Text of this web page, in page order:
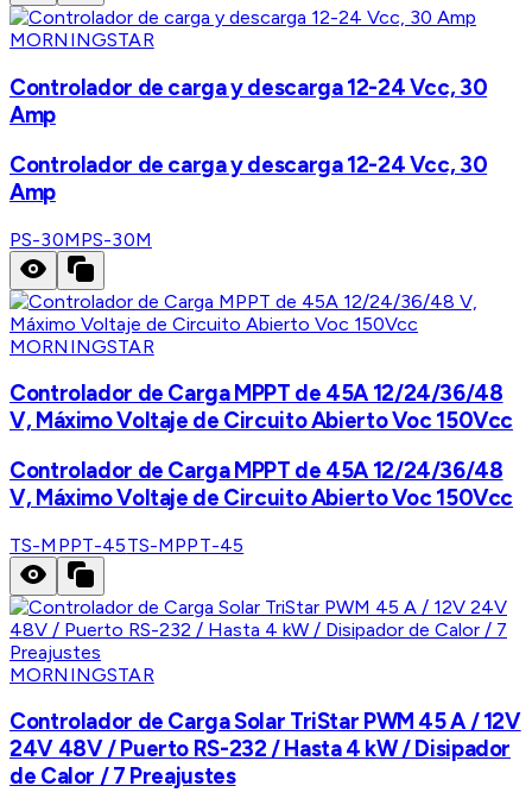
MORNINGSTAR
Controlador de carga y descarga 12-24 Vcc, 30
Amp
Controlador de carga y descarga 12-24 Vcc, 30
Amp
PS-30MPS-30M
MORNINGSTAR
Controlador de Carga MPPT de 45A 12/24/36/48
V, Máximo Voltaje de Circuito Abierto Voc 150Vcc
Controlador de Carga MPPT de 45A 12/24/36/48
V, Máximo Voltaje de Circuito Abierto Voc 150Vcc
TS-MPPT-45TS-MPPT-45
MORNINGSTAR
Controlador de Carga Solar TriStar PWM 45 A / 12V
24V 48V / Puerto RS-232 / Hasta 4 kW / Disipador
de Calor / 7 Preajustes